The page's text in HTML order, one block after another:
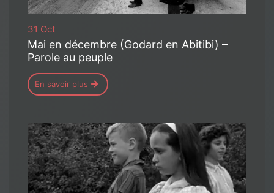
31 Oct
Mai en décembre (Godard en Abitibi) –
Parole au peuple
En savoir plus